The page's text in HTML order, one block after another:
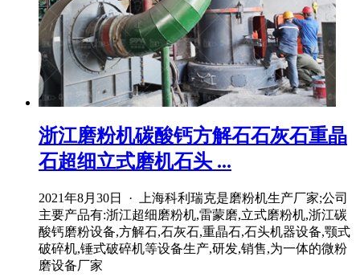
浙江磨粉机碳酸钙方解石石灰石重晶
石超细立式磨机石头 ...
2021年8月30日 · 上海科利瑞克是磨粉机生产厂家;公司
主要产品有:浙江超细磨粉机,雷蒙磨,立式磨粉机,浙江碳
酸钙磨粉设备,方解石,石灰石,重晶石,石头机器设备,颚式
破碎机,锤式破碎机等设备生产,研发,销售,为一体的微粉
磨设备厂家